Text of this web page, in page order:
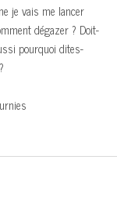
je vais me lancer
dégazer ? Doit-
pourquoi dites-